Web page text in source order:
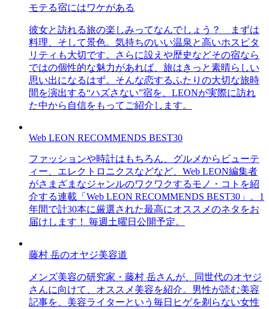
モテる宿にはワケがある
彼女と訪れる旅の楽しみってなんでしょう？ まずは
料理、そして景色。気持ちのいい温泉と高いホスピタ
リティも大切です。さらに設えや歴史などその宿なら
ではの個性的な魅力があれば、旅はきっと素晴らしい
思い出になるはず。そんな恋するふたりの大切な旅時
間を演出する“ハズさない”宿を、LEONが実際に訪れ
た中から自信をもってご紹介します。
Web LEON RECOMMENDS BEST30
ファッションや時計はもちろん、グルメからビューテ
ィー、エレクトロニクスなどなど、Web LEON編集者
がさまざまなジャンルのワクワクするモノ・コトを紹
介する連載「Web LEON RECOMMENDS BEST30」。1
年間で計30本に厳選された最高にオススメのネタをお
届けします！ 毎週土曜日公開予定。
藤村 岳のオヤジ美容道
メンズ美容の研究家・藤村 岳さんが、同世代のオヤジ
さんに向けて、オススメ美容を紹介。男性が読む美容
記事を、美容ライターという毎日ヒゲを剃らない女性